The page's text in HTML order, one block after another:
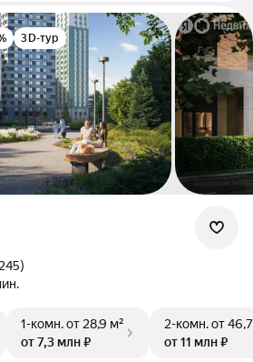
3D-тур
1-комн.от 28,9 м²
от 7,3 млн ₽
2-комн.от
от 11 млн ₽